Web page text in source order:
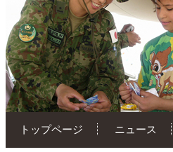
トップページ ニュース